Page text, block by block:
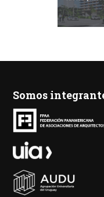
Somos